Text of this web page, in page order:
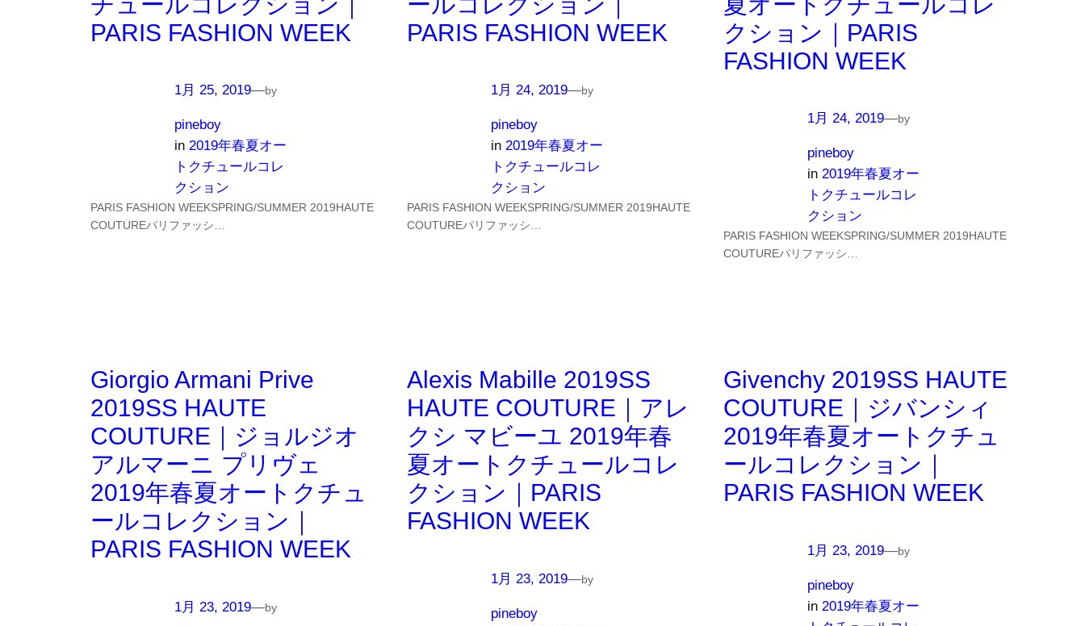
PARIS FASHION WEEK
1月 25, 2019—by
pineboy
in 2019年春夏オー
トクチュールコレ
クション
PARIS FASHION WEEKSPRING/SUMMER 2019HAUTE
COUTUREパリファッシ…
PARIS FASHION WEEK
1月 24, 2019—by
pineboy
in 2019年春夏オー
トクチュールコレ
クション
PARIS FASHION WEEKSPRING/SUMMER 2019HAUTE
COUTUREパリファッシ…
クション｜PARIS
FASHION WEEK
1月 24, 2019—by
pineboy
in 2019年春夏オー
トクチュールコレ
クション
PARIS FASHION WEEKSPRING/SUMMER 2019HAUTE
COUTUREパリファッシ…
Giorgio Armani Prive
2019SS HAUTE
COUTURE｜ジョルジオ
アルマーニ プリヴェ
2019年春夏オートクチュ
ールコレクション｜
PARIS FASHION WEEK
1月 23, 2019—by
Alexis Mabille 2019SS
HAUTE COUTURE｜アレ
クシ マビーユ 2019年春
夏オートクチュールコレ
クション｜PARIS
FASHION WEEK
1月 23, 2019—by
pineboy
Givenchy 2019SS HAUTE
COUTURE｜ジバンシィ
2019年春夏オートクチュ
ールコレクション｜
PARIS FASHION WEEK
1月 23, 2019—by
pineboy
in 2019年春夏オー